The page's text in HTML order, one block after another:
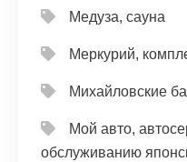
Медуза, сауна
Меркурий,
Михайловские
Мой авто,
обслуживанию